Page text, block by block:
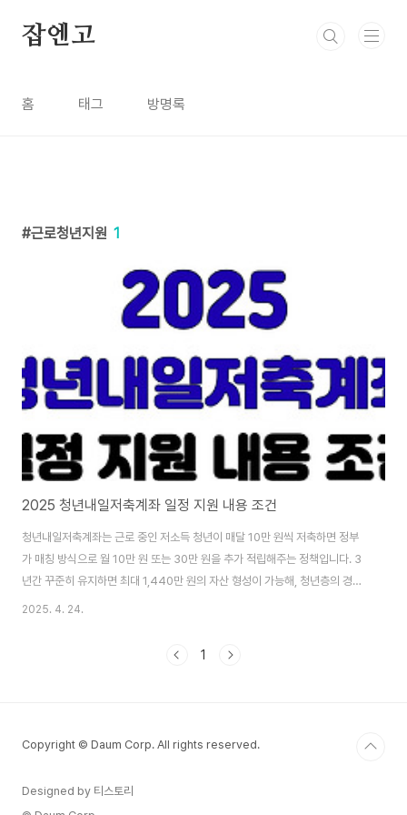
잡엔고
홈 태그 방명록
근로청년지원 1
2025 청년내일저축계좌 일정 지원 내용 조건
청년내일저축계좌는 근로 중인 저소득 청년이 매달 10만 원씩 저축하면 정부
가 매칭 방식으로 월 10만 원 또는 30만 원을 추가 적립해주는 정책입니다. 3
년간 꾸준히 유지하면 최대 1,440만 원의 자산 형성이 가능해, 청년층의 경제
적 자립을 지원하는 대표적인 자산형성 제도로 주목받고 있습니다. ✅ 지원 대
하기준 중위소득 50% 초과 ~ 100% 이하연령만 15세 ~ 39세만 19세 ~ 34
2025. 4. 24.
1
Copyright © Daum Corp. All rights reserved.
Designed by 티스토리